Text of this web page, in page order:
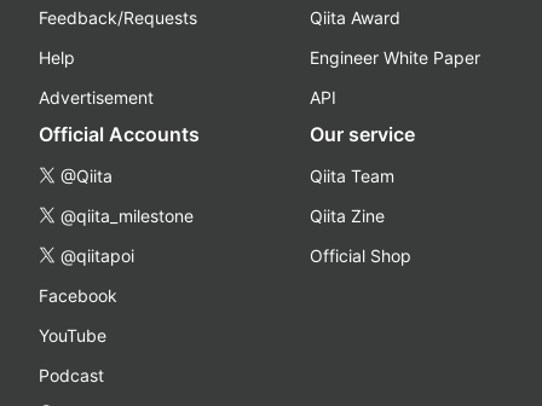
Feedback/Requests
Help
Advertisement
Qiita Award
Engineer White Paper
API
Official Accounts
@Qiita
@qiita_milestone
@qiitapoi
Facebook
YouTube
Podcast
Our service
Qiita Team
Qiita Zine
Official Shop